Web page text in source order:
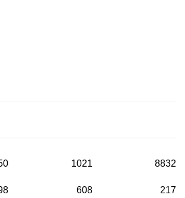
8832
217
1021
608